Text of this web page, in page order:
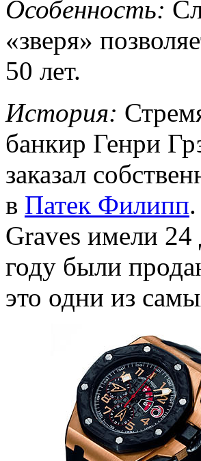
Особенность:
«зверя»
50 лет.
История:
банкир Генри
заказал
в Патек Филипп
Graves имели
году были
это одни из